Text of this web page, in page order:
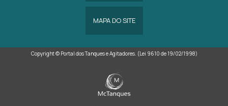
MAPA DO SITE
Copyright © Portal dos Tanques e Agitadores. (Lei 9610 de 19/02/1998)